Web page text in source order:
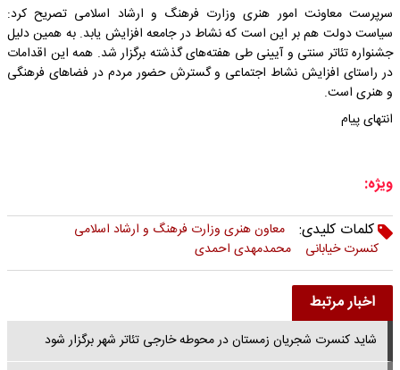
سرپرست معاونت امور هنری وزارت فرهنگ و ارشاد اسلامی تصریح کرد:
سیاست دولت هم بر این است که نشاط در جامعه افزایش یابد. به همین دلیل
جشنواره تئاتر سنتی و آیینی طی هفته‌های گذشته برگزار شد. همه این اقدامات
در راستای افزایش نشاط اجتماعی و گسترش حضور مردم در فضاهای فرهنگی
و هنری است.
انتهای پیام
ویژه:
کلمات کلیدی:
معاون هنری وزارت فرهنگ و ارشاد اسلامی
کنسرت خیابانی
محمدمهدی احمدی
اخبار مرتبط
شاید کنسرت شجریان زمستان در محوطه خارجی تئاتر شهر برگزار شود